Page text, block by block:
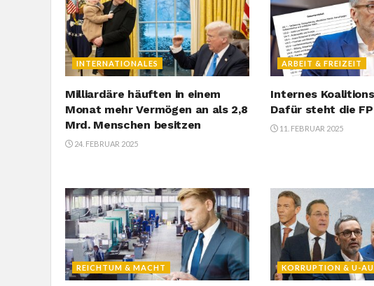
INTERNATIONALES
Milliardäre häuften in einem
Monat mehr Vermögen an als 2,8
Mrd. Menschen besitzen
24. FEBRUAR 2025
ARBEIT & FREIZEIT
Internes
Dafür steht die
11. FEBRUAR 2025
REICHTUM & MACHT KORRUPTION & U-